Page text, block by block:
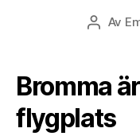
Av
Bromma
flygplats